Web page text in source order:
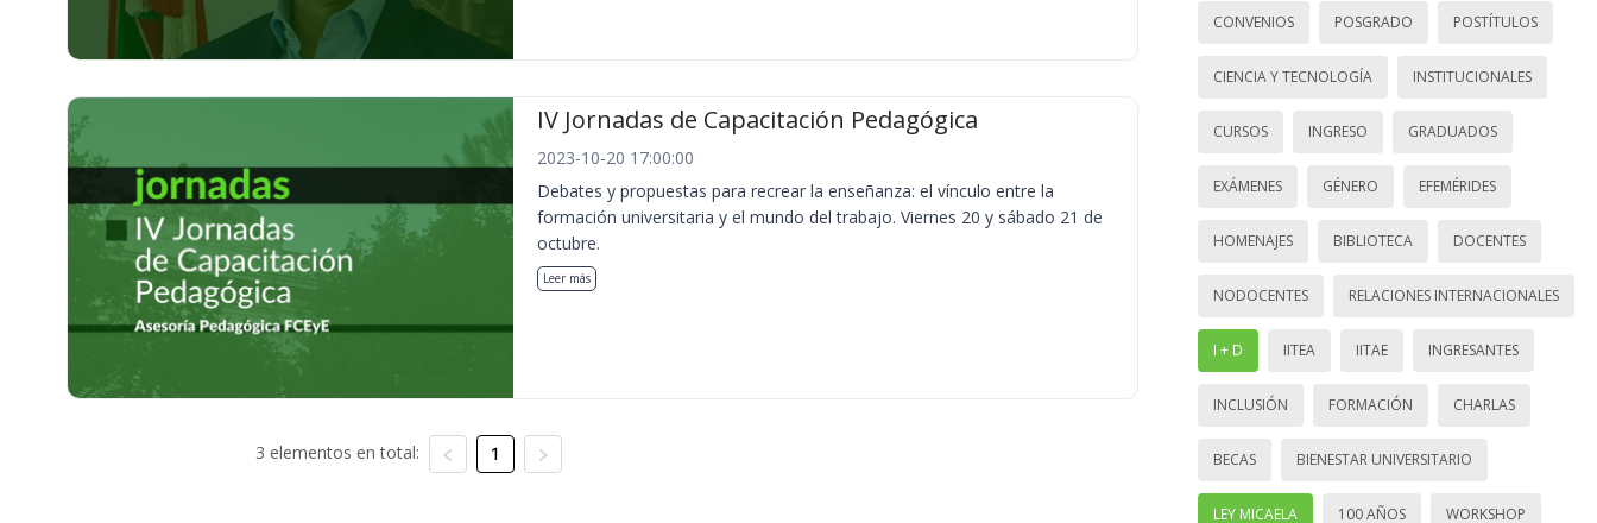
IV Jornadas de Capacitación Pedagógica
2023-10-20 17:00:00
Debates y propuestas para recrear la enseñanza: el vínculo entre la
formación universitaria y el mundo del trabajo. Viernes 20 y sábado 21 de
octubre.
Leer más
3 elementos en total: 1
CONVENIOS POSGRADO POSTÍTULOS
CIENCIA Y TECNOLOGÍA INSTITUCIONALES
CURSOS INGRESO GRADUADOS
EXÁMENES GÉNERO EFEMÉRIDES
HOMENAJES BIBLIOTECA DOCENTES
NODOCENTES RELACIONES INTERNACIONALES
I + D IITEA IITAE INGRESANTES
INCLUSIÓN FORMACIÓN CHARLAS
BECAS BIENESTAR UNIVERSITARIO
LEY MICAELA 100 AÑOS WORKSHOP